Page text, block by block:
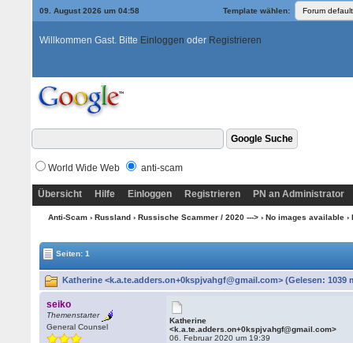
09. August 2026 um 04:58 Template wählen:
Willkommen Gast. Bitte Einloggen oder Registrieren
World Wide Web anti-scam
Übersicht Hilfe Einloggen Registrieren PN an Administrator
Anti-Scam› Russland› Russische Scammer / 2020 --->› No images available›
Seiten: 1
Katherine <k.a.te.adders.on+0kspjvahgf@gmail.com> (Gelesen: 1039
seiko
Themenstarter
General Counsel
Katherine
<k.a.te.adders.on+0kspjvahgf@gmail.com>
06. Februar 2020 um 19:39